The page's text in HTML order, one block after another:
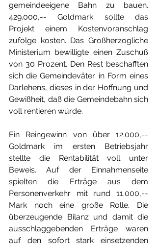
gemeindeeigene Bahn zu bauen.
429.000,-- Goldmark sollte das
Projekt einem Kostenvoranschlag
zufolge kosten. Das Großherzogliche
Ministerium bewilligte einen Zuschuß
von 30 Prozent. Den Rest beschafften
sich die Gemeindeväter in Form eines
Darlehens, dieses in der Hoffnung und
Gewißheit, daß die Gemeindebahn sich
voll rentieren würde.
Ein Reingewinn von über 12.000,--
Goldmark im ersten Betriebsjahr
stellte die Rentabilität voll unter
Beweis. Auf der Einnahmenseite
spielten die Erträge aus dem
Personenverkehr mit rund 11.000,--
Mark noch eine große Rolle. Die
überzeugende Bilanz und damit die
ausschlaggebenden Erträge waren
auf den sofort stark einsetzenden